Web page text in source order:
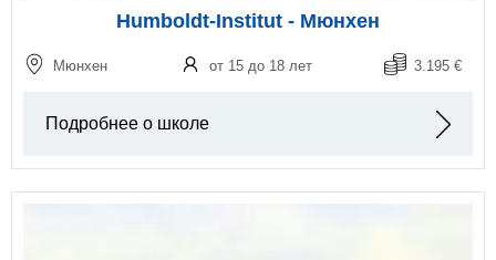
Humboldt-Institut - Мюнхен
Мюнхен от 15 до 18 лет 3.195 €
Подробнее о школе